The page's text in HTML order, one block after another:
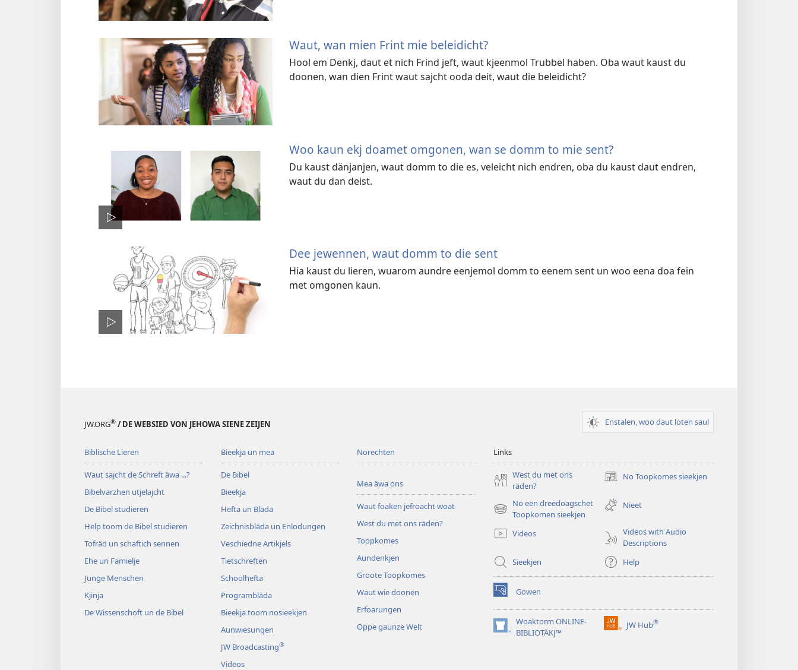
Waut, wan mien Frint mie beleidicht?
Hool em Denkj, daut et nich Frind jeft, waut kjeenmol Trubbel haben. Oba waut kaust du
doonen, wan dien Frint waut sajcht ooda deit, waut die beleidicht?
Woo kaun ekj doamet omgonen, wan se domm to mie sent?
Du kaust dänjanjen, waut domm to die es, veleicht nich endren, oba du kaust daut endren,
waut du dan deist.
Dee jewennen, waut domm to die sent
Hia kaust du lieren, wuarom aundre eenjemol domm to eenem sent un woo eena doa fein
met omgonen kaun.
JW.ORG® / DE WEBSIED VON JEHOWA SIENE ZEIJEN Enstalen, woo daut loten saul
Biblische Lieren
Waut sajcht de Schreft äwa ...?
Bibelvarzhen utjelajcht
De Bibel studieren
Help toom de Bibel studieren
Tofräd un schaftich sennen
Ehe un Famielje
Junge Menschen
Kjinja
De Wissenschoft un de Bibel
Bieekja un mea
De Bibel
Bieekja
Hefta un Bläda
Zeichnisbläda un Enlodungen
Veschiedne Artikjels
Tietschreften
Schoolhefta
Programbläda
Bieekja toom nosieekjen
Aunwiesungen
JW Broadcasting®
Videos
Norechten
Mea äwa ons
Waut foaken jefroacht woat
West du met ons räden?
Toopkomes
Aundenkjen
Groote Toopkomes
Waut wie doonen
Erfoarungen
Oppe gaunze Welt
Links
West du met ons
räden?
No Toopkomes sieekjen
(opens
window)
No een dreedoagschet
Toopkomen sieekjen
(opens
window)
Nieet
Videos
Videos with Audio
Descriptions
Sieekjen
Help
Gowen
(opens
new
window)Woaktorm ONLINE-
BIBLIOTÄKJ™
(opens
JW Hub®
(opens